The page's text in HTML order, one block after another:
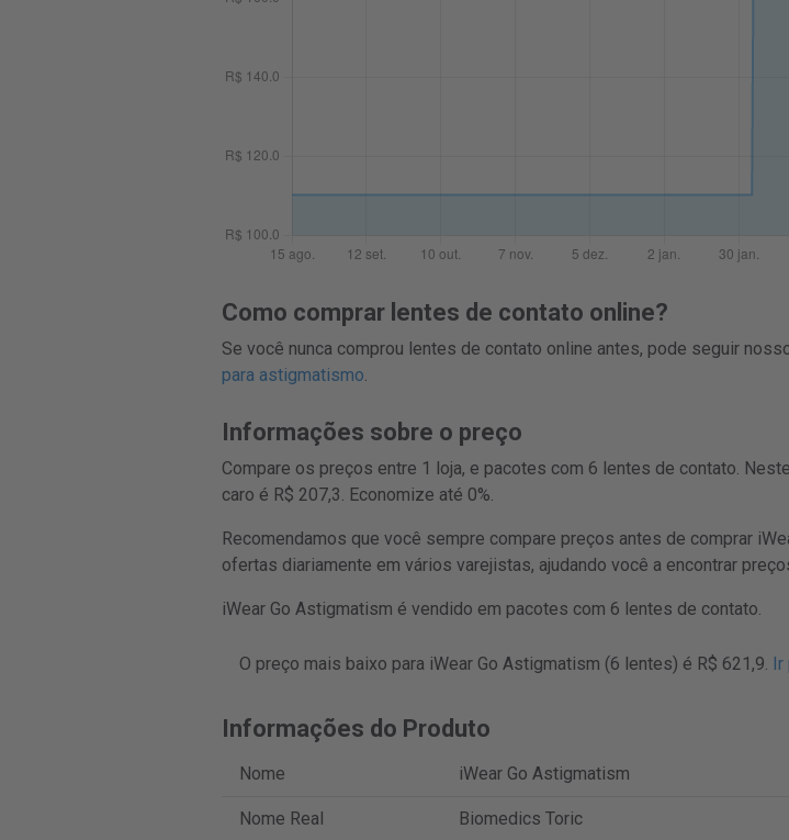
Como comprar lentes de contato online?
Se você nunca comprou lentes de contato online antes, pode seguir
para astigmatismo.
Informações sobre o preço
Compare os preços entre 1 loja, e pacotes com 6 lentes de contato.
caro é R$ 207,3. Economize até 0%.
Recomendamos que você sempre compare preços antes de comprar
ofertas diariamente em vários varejistas, ajudando você a encontrar
iWear Go Astigmatism é vendido em pacotes com 6 lentes de contato.
O preço mais baixo para iWear Go Astigmatism (6 lentes) é R$ 621,9. Ir
Informações do Produto
Nome iWear Go Astigmatism
Nome Real Biomedics Toric